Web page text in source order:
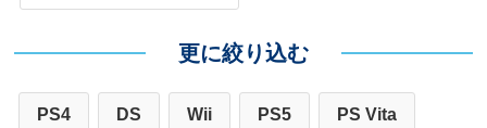
更に絞り込む
PS4 DS Wii PS5 PS Vita